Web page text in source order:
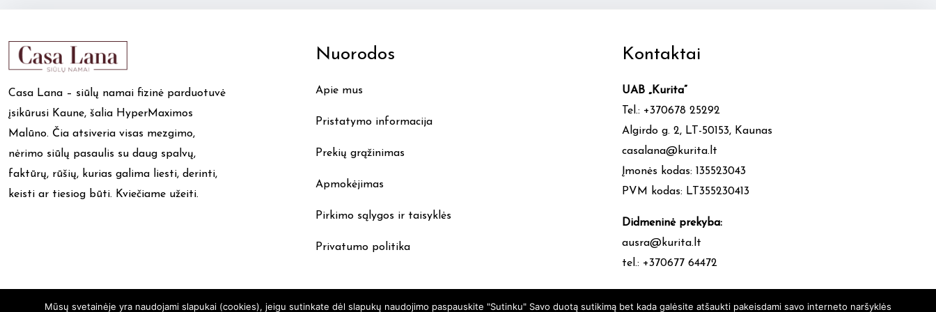
may
product
Casa Lana – siūlų namai fizinė parduotuvė
įsikūrusi Kaune, šalia HyperMaximos
Malūno. Čia atsiveria visas mezgimo,
nėrimo siūlų pasaulis su daug spalvų,
faktūrų, rūšių, kurias galima liesti, derinti,
keisti ar tiesiog būti. Kviečiame užeiti.
Nuorodos
Apie mus
Pristatymo informacija
Prekių grąžinimas
Apmokėjimas
Pirkimo sąlygos ir taisyklės
Privatumo politika
Kontaktai
UAB „Kurita”
Tel.: +370678 25292
Algirdo g. 2, LT-50153, Kaunas
casalana@kurita.lt
Įmonės kodas: 135523043
PVM kodas: LT355230413
Didmeninė prekyba:
ausra@kurita.lt
tel.: +370677 64472
Mūsų svetainėje yra naudojami slapukai (cookies), jeigu sutinkate dėl slapukų naudojimo paspauskite "Sutinku" Savo duotą sutikimą bet kada galėsite atšaukti pakeisdami savo interneto naršyklės